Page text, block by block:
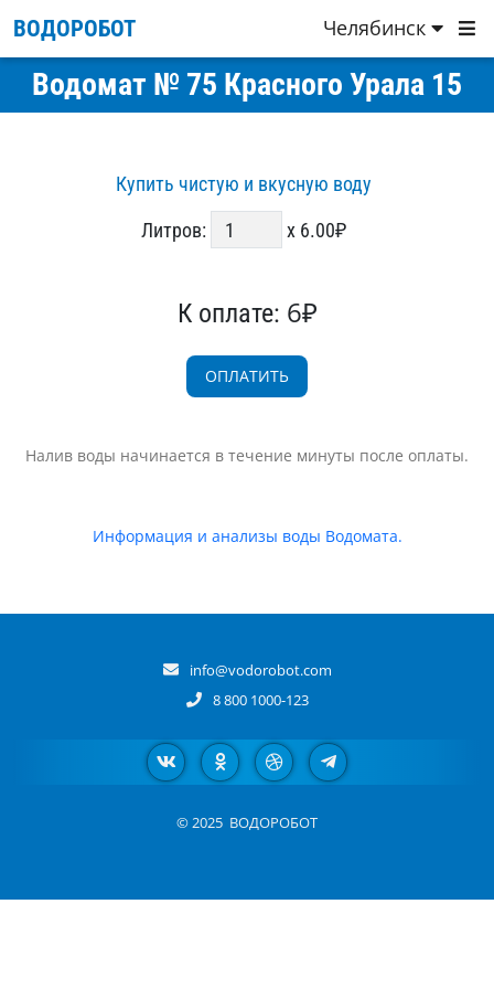
ВОДОРОБОТ Челябинск
Водомат № 75 Красного Урала 15
Купить чистую и вкусную воду
Литров:
x 6.00₽
К оплате: 6₽
Налив воды начинается в течение минуты после оплаты.
Информация и анализы воды Водомата.
info@vodorobot.com
8 800 1000-123
© 2025 ВОДОРОБОТ